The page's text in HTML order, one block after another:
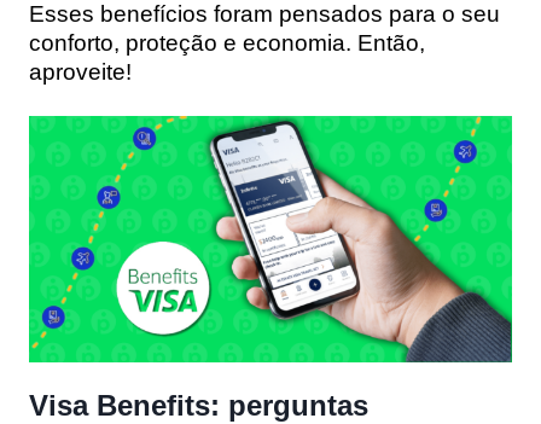
Esses benefícios foram pensados para o seu
conforto, proteção e economia. Então,
aproveite!
Visa Benefits: perguntas